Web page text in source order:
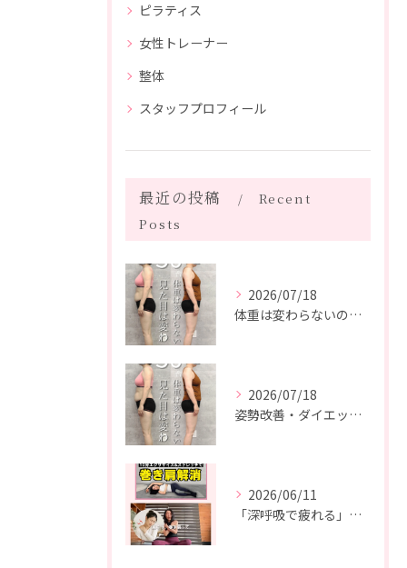
ピラティス
女性トレーナー
整体
スタッフプロフィール
最近の投稿
Recent
Posts
2026/07/18
体重は変わらないのに、見た目は変わった。
2026/07/18
姿勢改善・ダイエット・ピラティス【５０代・M様】
2026/06/11
「深呼吸で疲れる」の、実は普通じゃありません。